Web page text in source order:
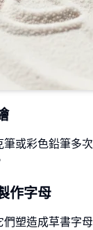
或彩色鉛筆多
作字母
塑造成草書字